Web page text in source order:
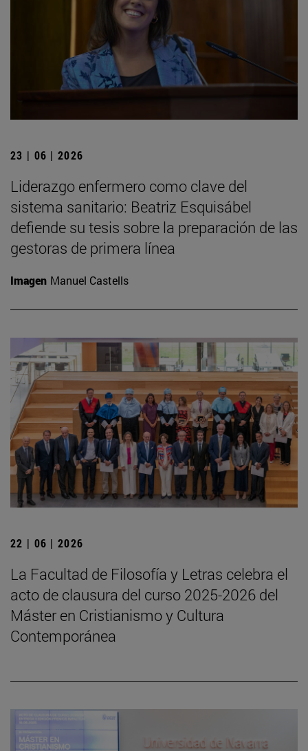
23 | 06 | 2026
Liderazgo enfermero como clave del
sistema sanitario: Beatriz Esquisábel
defiende su tesis sobre la preparación de las
gestoras de primera línea
Imagen Manuel Castells
22 | 06 | 2026
La Facultad de Filosofía y Letras celebra el
acto de clausura del curso 2025-2026 del
Máster en Cristianismo y Cultura
Contemporánea